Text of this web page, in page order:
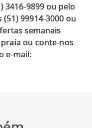
3416-9899 ou pelo
99914-3000 ou
semanais
ou conte-nos
e-mail: